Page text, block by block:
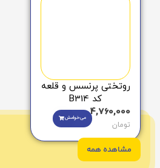
روتختی پرنسس و قلعه
کد B314
4,760,000
تومان
می‌خوامش
مشاهده همه